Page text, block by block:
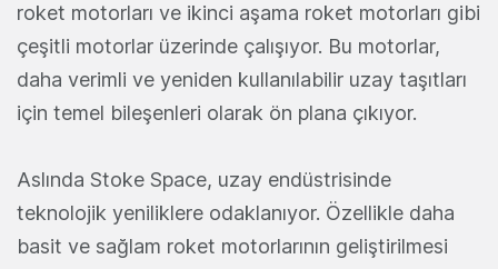
roket motorları ve ikinci aşama roket motorları gibi
çeşitli motorlar üzerinde çalışıyor. Bu motorlar,
daha verimli ve yeniden kullanılabilir uzay taşıtları
için temel bileşenleri olarak ön plana çıkıyor.
Aslında Stoke Space, uzay endüstrisinde
teknolojik yeniliklere odaklanıyor. Özellikle daha
basit ve sağlam roket motorlarının geliştirilmesi